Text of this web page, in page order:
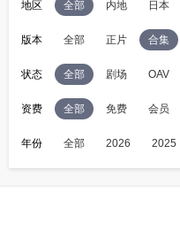
地区 全部 内地 日本
版本 全部 正片 合集
状态 全部 剧场 OAV
资费 全部 免费 会员
年份 全部 2026 2025